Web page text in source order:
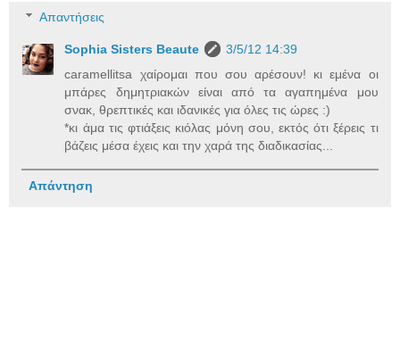
Απαντήσεις
Sophia Sisters Beaute
3/5/12 14:39
caramellitsa χαίρομαι που σου αρέσουν! κι εμένα οι
μπάρες δημητριακών είναι από τα αγαπημένα μου
σνακ, θρεπτικές και ιδανικές για όλες τις ώρες :)
*κι άμα τις φτιάξεις κιόλας μόνη σου, εκτός ότι ξέρεις τι
βάζεις μέσα έχεις και την χαρά της διαδικασίας...
Απάντηση